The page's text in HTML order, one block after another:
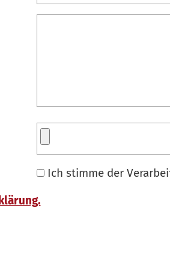
Ich stimme der